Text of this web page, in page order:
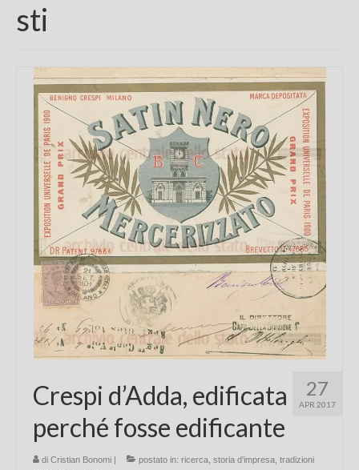
Genealogia
Aziende
Chi sono
FAQ
Contatti
sti
27
APR 2017
Crespi d’Adda, edificata
perché fosse edificante
di Cristian Bonomi | postato in: ricerca storia d'impresa tradizioni